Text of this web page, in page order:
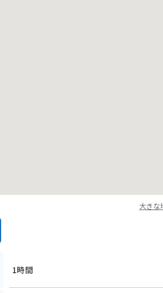
大きな
1時間